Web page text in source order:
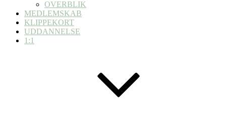
OVERBLIK
MEDLEMSKAB
KLIPPEKORT
UDDANNELSE
1:1